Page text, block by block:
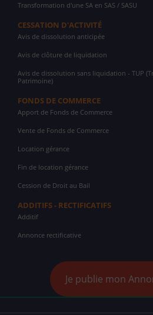
Transformation d'une SA en SAS / SASU
CESSATION D'ACTIVITÉ
Avis de dissolution anticipée
Avis de clôture de liquidation
Avis de dissolution sans liquidation - TUP
Patrimoine)
FONDS DE COMMERCE
Apport de Fonds de Commerce
Vente de Fonds de Commerce
Location gérance
Fin de location gérance
Cession de Droit au Bail
ADDITIFS - RECTIFICATIFS
Additif
Annonce rectificative
Je publie mon